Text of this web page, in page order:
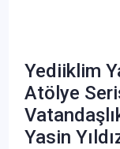
Yediiklim
Atölye
Yasin